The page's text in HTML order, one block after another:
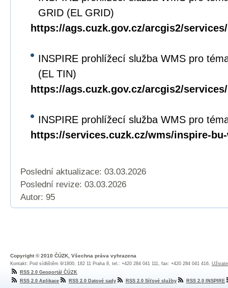
GRID (EL GRID)
https://ags.cuzk.gov.cz/arcgis2/
INSPIRE prohlížecí služba WMS pro
(EL TIN)
https://ags.cuzk.gov.cz/arcgis2/
INSPIRE prohlížecí služba WMS pro
https://services.cuzk.cz/wms/inspire-
Poslední aktualizace: 03.03.2026
Poslední revize: 03.03.2026
Autor: 95
Copyright © 2010 ČÚZK, Všechna práva vyhrazena
Kontakt: Pod sídlištěm 9/1800, 182 11 Praha 8, tel.: +420 284 041 111, fax: +420 284 041 416,
RSS 2.0 Geoportál ČÚZK
RSS 2.0 Aplikace
RSS 2.0 Datové sady RSS 2.0 Síťové služby RSS 2.0 INSPIRE